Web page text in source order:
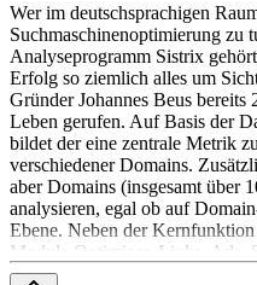
Wer im deutschsprachigen
Suchmaschinenoptimierung zu
Analyseprogramm Sistrix
Erfolg so ziemlich alles um
Gründer Johannes Beus
Leben gerufen. Auf Basis der
bildet der eine zentrale Metrik
verschiedener Domains.
aber Domains (insgesamt über
analysieren, egal ob auf
Ebene. Neben der
Module Optimizer, Links, Ads,
über 30 Ländern sollen Sistrix